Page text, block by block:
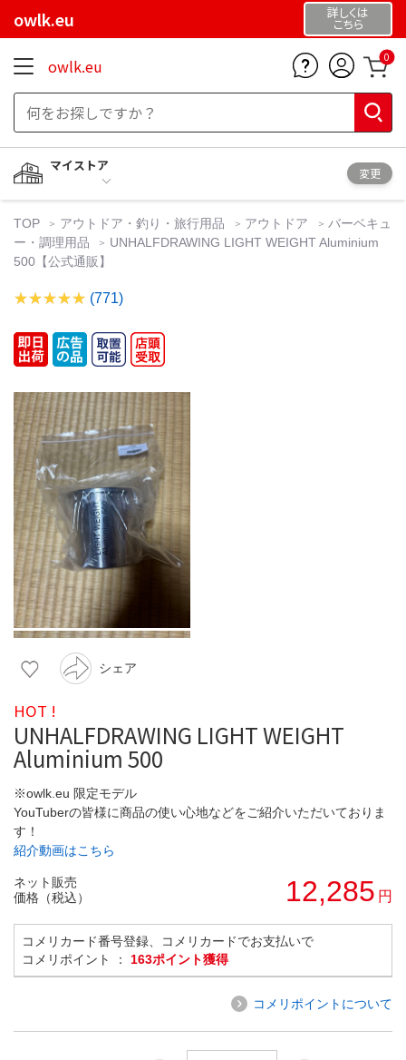
owlk.eu 詳しくは
こちら
owlk.eu 0
マイストア
変更
TOP アウトドア・釣り・旅行用品 アウトドア
バーベキュ
ー・調理用品
UNHALFDRAWING LIGHT WEIGHT Aluminium
500【公式通販】
(771)
シェア
HOT !
UNHALFDRAWING LIGHT WEIGHT
Aluminium 500
※owlk.eu 限定モデル
YouTuberの皆様に商品の使い心地などをご紹介いただいておりま
す！
紹介動画はこちら
ネット販売
価格（税込）
12,285 円
コメリカード番号登録、コメリカードでお支払いで
コメリポイント ： 163ポイント獲得
コメリポイントについて